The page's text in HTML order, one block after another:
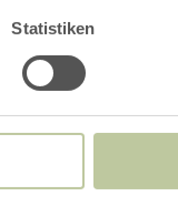
Statistiken